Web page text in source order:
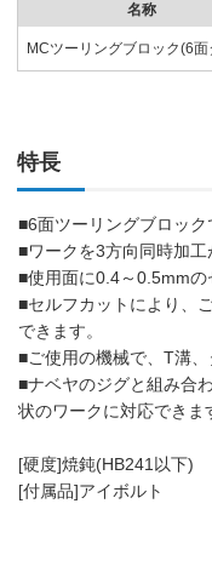
名称
MCツーリングブロック(6
特長
■6面ツーリングブロック
■ワークを3方向同時加工
■使用面に0.4～0.5mmの
■セルフカットにより、
できます。
■ご使用の機械で、T溝、
■ナベヤのジグと組み合
状のワークに対応できま
[硬度]焼鈍(HB241以下)
[付属品]アイボルト